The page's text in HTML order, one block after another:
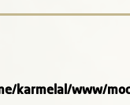
karmelal/www/